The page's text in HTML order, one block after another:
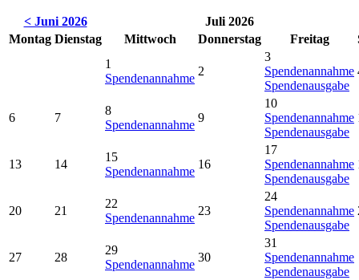
< Juni 2026
Juli 2026
Montag Dienstag Mittwoch Donnerstag Freitag
1
Spendenannahme
2
3
Spendenannahme
Spendenausgabe
6 7
8
Spendenannahme
9
10
Spendenannahme
Spendenausgabe
13 14
15
Spendenannahme
16
17
Spendenannahme
Spendenausgabe
20 21
22
Spendenannahme
23
24
Spendenannahme
Spendenausgabe
27 28
29
Spendenannahme
30
31
Spendenannahme
Spendenausgabe